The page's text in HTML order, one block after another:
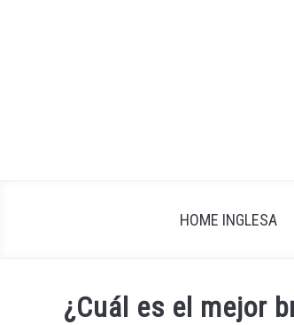
HOME INGLESA
¿Cuál es el mejor